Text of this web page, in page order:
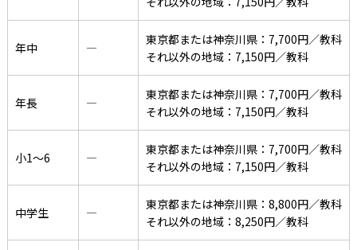
年中 ―
東京都または神奈川県：7,700円／教科
それ以外の地域：7,150円／教科
年長 ―
東京都または神奈川県：7,700円／教科
それ以外の地域：7,150円／教科
小1〜6 ―
東京都または神奈川県：7,700円／教科
それ以外の地域：7,150円／教科
中学生 ―
東京都または神奈川県：8,800円／教科
それ以外の地域：8,250円／教科